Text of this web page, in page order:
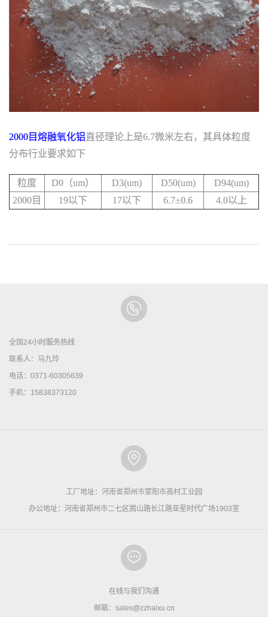
2000目熔融氧化铝直径理论上是6.7微米左右，其具体粒度
分布行业要求如下
粒度 D0（um） D3(um) D50(um)
D94(um)
2000目
19以下 17以下 6.7±0.6 4.0以上
全国24小时服务热线
联系人：马九玲
电话：0371-60305639
手机：15838373120
工厂地址：河南省郑州市荥阳市高村工业园
办公地址：河南省郑州市二七区嵩山路长江路亚星时代广场1903室
在线与我们沟通
邮箱：sales@zzhaixu.cn